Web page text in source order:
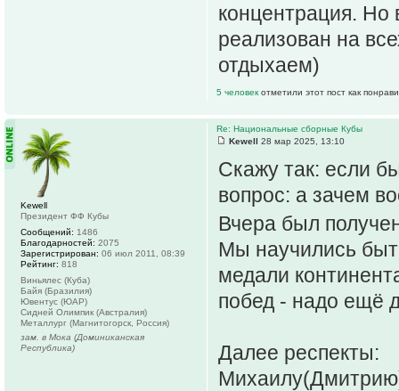
концентрация. Но
реализован на
отдыхаем)
5 человек отметили этот пост как
Re: Национальные сборные Кубы
Kewell 28 мар 2025, 13:10
Скажу так: если
вопрос: а зачем
Вчера был
Мы научились
медали
побед - надо ещё
Далее респекты:
Kewell
Президент ФФ Кубы
Сообщений: 1486
Благодарностей: 2075
Зарегистрирован: 06 июл 2011, 08:39
Рейтинг: 818
Виньялес (Куба)
Байя (Бразилия)
Ювентус (ЮАР)
Сидней Олимпик (Австралия)
Металлург (Магнитогорск, Россия)
зам. в Мока (Доминиканская
Республика)